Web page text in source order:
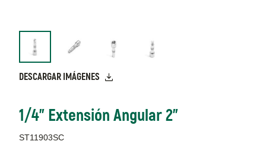
DESCARGAR IMÁGENES
1/4" Extensión Angular 2"
ST11903SC